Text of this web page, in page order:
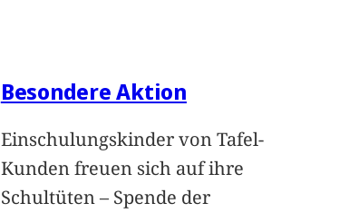
Besondere Aktion
Einschulungskinder von Tafel-
Kunden freuen sich auf ihre
Schultüten – Spende der